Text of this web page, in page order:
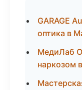
GARAGE
оптика в
МедиЛаб
наркозом